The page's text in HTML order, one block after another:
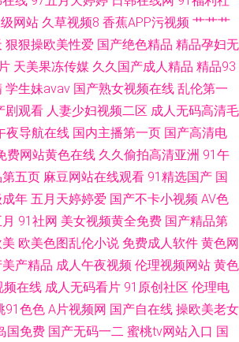
久 91超碰成人在线
网站 久草视频8 香蕉APP污视频 艹艹艹
狠狠操欧美性爱 国产绝色精品 精品孕妇无
天美果冻传媒 久久国产成人精品 精品93
学生妹avav 国产熟女视频在线 乱伦第一
剧观看 人妻少妇视频二区 成人无码高清毛
夜导航在线 国内主播第一页 国产高清电
费网站黄色在线 久久偷拍高清亚洲 91午
五页 麻豆网站在线观看 91精选国产 国
年 五月天婷婷爱 国产不卡小视频 AV色
91社网 美女视频黄全免费 国产精品第
欧美色图乱伦小说 免费成人软件 黄色网
产精品 成人午夜视频 伦理视频网站 黄色
频在线 成人无码看片 91原创社区 伦理电
91色色 A片视频网 国产自在线 操欧美老女
国免费 国产无码一二 蜜桃tv网站入口 国